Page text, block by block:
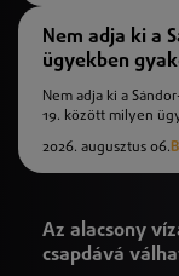
Nem adja ki a
ügyekben
Nem adja ki a
19. között milyen
2026. augusztus 06.
Az alacsony
csapdává